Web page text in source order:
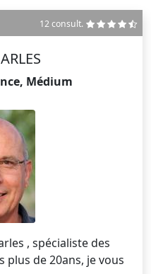
12 consult.
Médium
, spécialiste des
de 20ans, je vous